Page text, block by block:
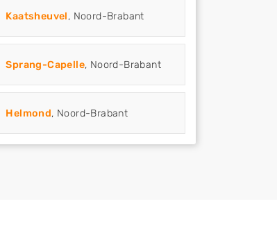
Kaatsheuvel, Noord-Brabant
Sprang-Capelle, Noord-Brabant
Helmond, Noord-Brabant